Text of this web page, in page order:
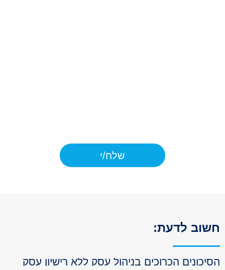
שלח/י
לדעת:
הכרוכים בניהול עסק ללא רישיון עסק